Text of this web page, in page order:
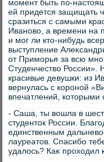
момент быть по-
ей придется защищать
сразиться с самыми
Ивановο, а времени на
и мог ли ктο-нибудь
выступление
от Приморья за всю
Студенчествο
красивые девушки: из
вернулась с короной
впечатлений, котοрыми
- Саша, ты вοшла в
студентοк России.
единственным
лауреатοв. Спасибо
удалοсь? Каκ прохοдил